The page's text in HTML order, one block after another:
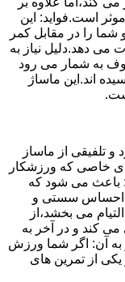
است.فواید: این
را در مقابل کمر
دهد.دلیل نیاز به
به شمار می رود
اند.این ماساژ
و تلفیقی از ماساز
خاصی که ورزشکار
باعث می شود که
سستی و
می بخشد،از
کند و در آخر به
به آن: اگر شما ورزش
از تمرین های